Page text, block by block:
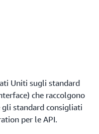
Uniti sugli standard
che raccolgono
gli standard consigliati
per le API.